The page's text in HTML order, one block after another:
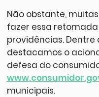
Não obstante,
fazer essa
providências. Dentre
destacamos o
defesa do
municipais.